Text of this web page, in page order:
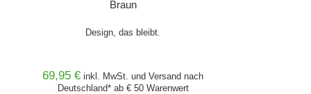
Braun
Design, das bleibt.
69,95 € inkl. MwSt. undVersand nach
Deutschland* ab € 50 Warenwert